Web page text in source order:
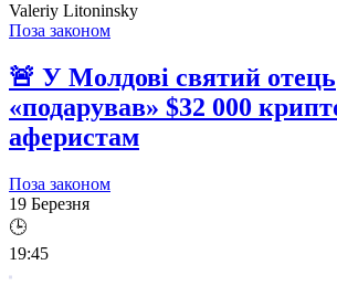
Valeriy Litoninsky
Поза законом
🚨 У Молдові святий отець
«подарував» $32 000
аферистам
Поза законом
19 Березня
🕒
19:45